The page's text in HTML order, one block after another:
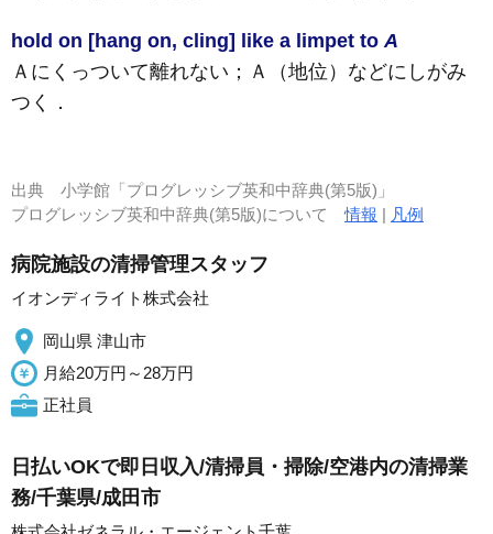
hold on [hang on, cling] like a limpet toA
Ａにくっついて離れない；Ａ（地位）などにしがみ
つく
．
出典 小学館「プログレッシブ英和中辞典(第5版)」
プログレッシブ英和中辞典(第5版)について情報 | 凡例
病院施設の清掃管理スタッフ
イオンディライト株式会社
岡山県 津山市
月給20万円～28万円
正社員
日払いOKで即日収入/清掃員・掃除/空港内の清掃業
務/千葉県/成田市